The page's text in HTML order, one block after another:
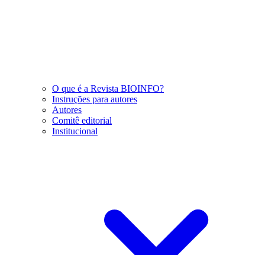
O que é a Revista BIOINFO?
Instruções para autores
Autores
Comitê editorial
Institucional